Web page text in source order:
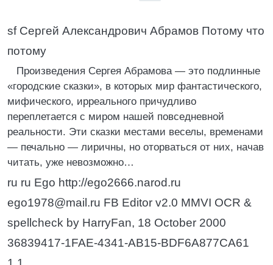
sf Сергей Александрович Абрамов Потому что
потому
Произведения Сергея Абрамова — это подлинные
«городские сказки», в которых мир фантастического,
мифического, ирреального причудливо
переплетается с миром нашей повседневной
реальности. Эти сказки местами веселы, временами
— печально — лиричны, но оторваться от них, начав
читать, уже невозможно…
ru ru Ego http://ego2666.narod.ru
ego1978@mail.ru FB Editor v2.0 MMVI OCR &
spellcheck by HarryFan, 18 October 2000
36839417-1FAE-4341-AB15-BDF6A877CA61